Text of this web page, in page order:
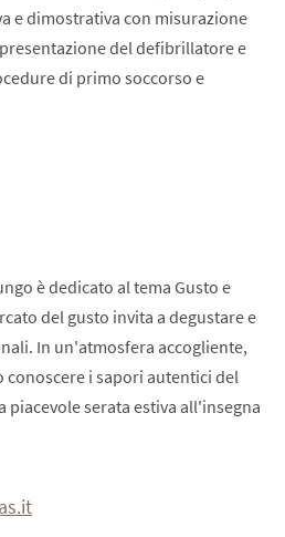
e dimostrativa con misurazione
del defibrillatore e
di primo soccorso e
è dedicato al tema Gusto e
del gusto invita a degustare e
In un'atmosfera accogliente,
i sapori autentici del
serata estiva all'insegna